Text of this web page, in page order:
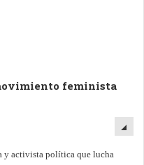
feminista
y activista política que lucha